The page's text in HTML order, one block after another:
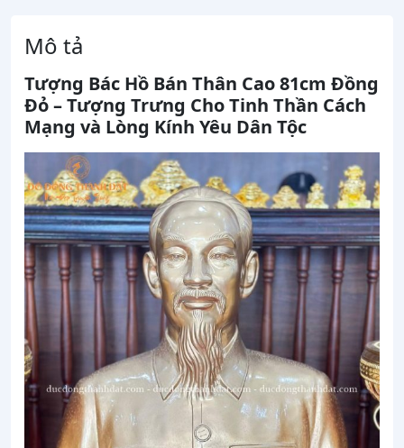
Mô tả
Tượng Bác Hồ Bán Thân Cao 81cm Đồng
Đỏ – Tượng Trưng Cho Tinh Thần Cách
Mạng và Lòng Kính Yêu Dân Tộc